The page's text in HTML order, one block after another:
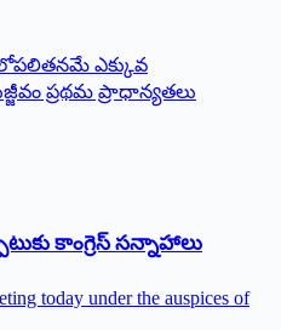
ఎక్కువ
ప్ర‌థ‌మ ప్రాధాన్య‌త‌లు
కాంగ్రెస్‌ ‌సన్నాహాలు